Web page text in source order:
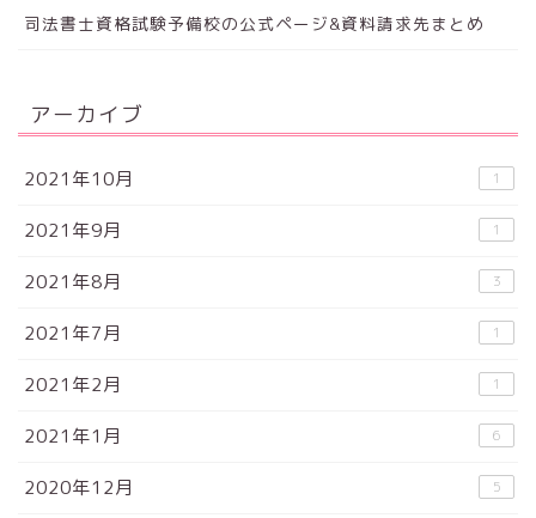
司法書士資格試験予備校の公式ページ&資料請求先まとめ
アーカイブ
2021年10月 1
2021年9月 1
2021年8月 3
2021年7月 1
2021年2月 1
2021年1月 6
2020年12月 5